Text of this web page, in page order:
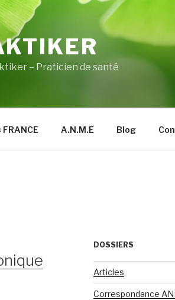
– Praticien de santé
A.N.M.E Blog
DOSSIERS
Articles
Correspondance